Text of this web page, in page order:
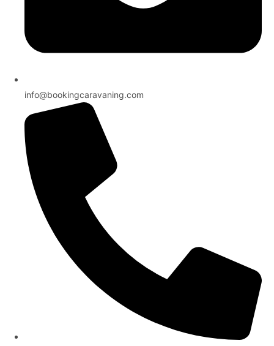
info@bookingcaravaning.com